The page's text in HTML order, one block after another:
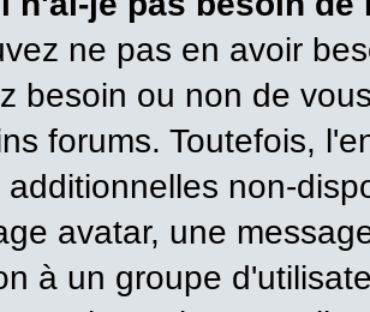
ne pas en avoir
besoin ou non de
forums. Toutefois,
non-
avatar, une
à un groupe